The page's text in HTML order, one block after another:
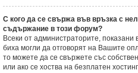
С кого да се свържа във връзка с
съдържание в този форум?
Всеки от администраторите, показани
биха могли да отговорят на Вашите
то можете да се свържете със
или ако се хоства на безплатен